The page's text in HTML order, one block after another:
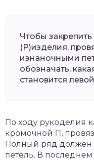
Чтобы
(Р)изделия,
изнаночными
обозначать,
становится
По ходу рукоделия
кромочной П,
Полный ряд должен
петель. В